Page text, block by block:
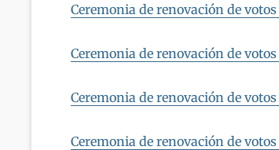
Ceremonia de renovación de votos
Ceremonia de renovación de
Ceremonia de renovación de
Ceremonia de renovación de